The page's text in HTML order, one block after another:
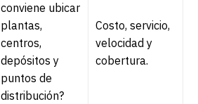
conviene ubicar
plantas,
centros,
depósitos y
puntos de
distribución?
Costo, servicio,
velocidad y
cobertura.